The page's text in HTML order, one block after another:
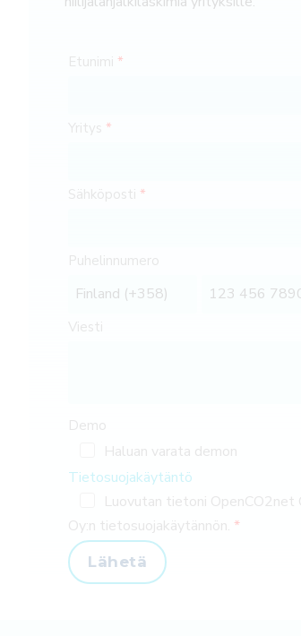
Etunimi
Yritys
Sähköposti
Puhelinnumero
Viesti
Demo
Haluan varata demon
Tietosuojakäytäntö
Luovutan tietoni OpenCO2net
Oy:n tietosuojakäytännön.
Lähetä